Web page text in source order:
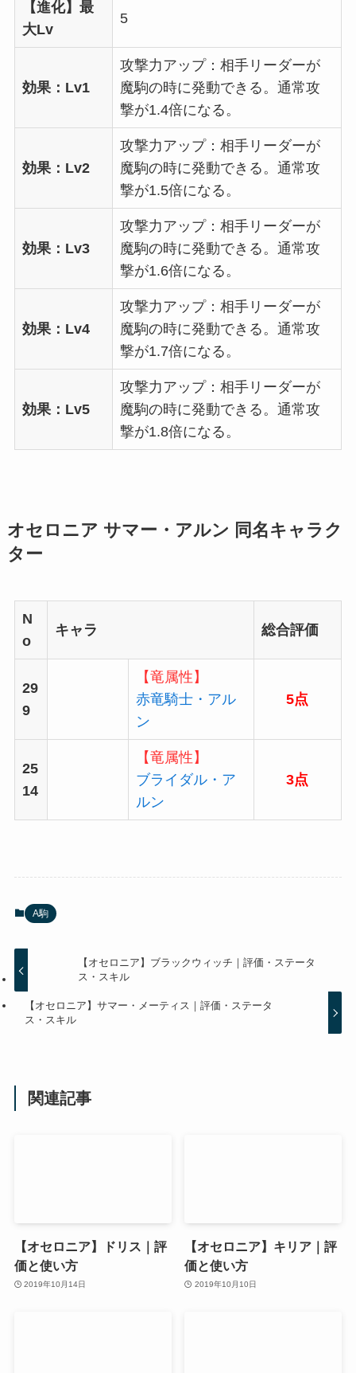
【進化】最
大Lv
5
効果：Lv1
攻撃力アップ：相手リーダーが
魔駒の時に発動できる。通常攻
撃が1.4倍になる。
効果：Lv2
攻撃力アップ：相手リーダーが
魔駒の時に発動できる。通常攻
撃が1.5倍になる。
効果：Lv3
攻撃力アップ：相手リーダーが
魔駒の時に発動できる。通常攻
撃が1.6倍になる。
効果：Lv4
攻撃力アップ：相手リーダーが
魔駒の時に発動できる。通常攻
撃が1.7倍になる。
効果：Lv5
攻撃力アップ：相手リーダーが
魔駒の時に発動できる。通常攻
撃が1.8倍になる。
オセロニア サマー・アルン 同名キャラク
ター
N
o
キャラ 総合評価
29
9
【竜属性】
赤竜騎士・アル
ン
5点
25
14
【竜属性】
ブライダル・ア
ルン
3点
A駒
【オセロニア】ブラックウィッチ｜評価・ステータ
ス・スキル
【オセロニア】サマー・メーティス｜評価・ステータ
ス・スキル
関連記事
【オセロニア】ドリス｜評
価と使い方
2019年10月14日
【オセロニア】キリア｜評
価と使い方
2019年10月10日